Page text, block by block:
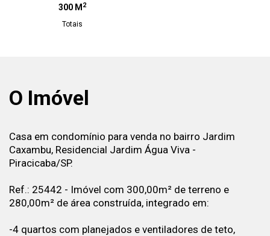
300 M 2
Totais
O Imóvel
Casa em condomínio para venda no bairro Jardim
Caxambu, Residencial Jardim Água Viva -
Piracicaba/SP.
Ref.: 25442 - Imóvel com 300,00m² de terreno e
280,00m² de área construída, integrado em:
-4 quartos com planejados e ventiladores de teto,